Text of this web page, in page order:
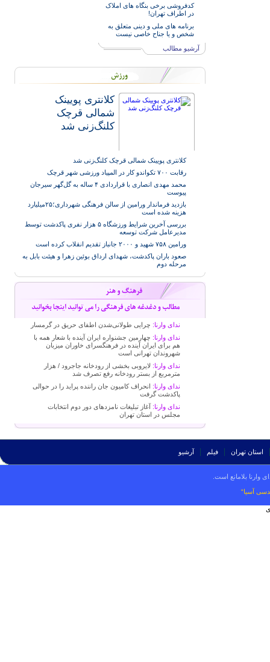
کدفروشی برخی بنگاه های املاک
در اطراف تهران!
برنامه های ملی و دینی متعلق به
شخص و یا جناح خاصی نیست
آرشیو مطالب
کلانتری پویینک
شمالی قرچک
کلنگ‌زنی شد
کلانتری پویینک شمالی قرچک کلنگ‌زنی شد
رقابت ۷۰۰ تکواندو کار در المپیاد ورزشی شهر قرچک
محمد مهدی انصاری با قراردادی ۴ ساله به گل‌گهر سیرجان
پیوست
بازدید فرماندار ورامین از سالن فرهنگی شهرداری؛۲۵میلیارد
هزینه شده است
بررسی آخرین شرایط ورزشگاه ۵ هزار نفری پاکدشت توسط
مدیرعامل شرکت توسعه
ورامین ۷۵۸ شهید و ۲۰۰۰ جانباز تقدیم انقلاب کرده است
صعود باران پاکدشت، شهدای ارداق بوئین زهرا و هیئت بابل به
مرحله دوم
ندای وارنا: چرایی طولانی‌شدن اطفای حریق در گرمسار
ندای وارنا: چهارمین جشنواره ایران آینده با شعار همه با
هم برای ایران آینده در فرهنگسرای خاوران میزبان
شهروندان تهرانی است
ندای وارنا: لایروبی بخشی از رودخانه جاجرود / هزار
مترمربع از بستر رودخانه رفع تصرف شد
ندای وارنا: انحراف کامیون جان راننده پراید را در حوالی
پاکدشت گرفت
ندای وارنا: آغاز تبلیغات نامزدهای دور دوم انتخابات
مجلس در استان تهران
استان تهران فیلم آرشیو
وارنا بلامانع است.
آسیا“